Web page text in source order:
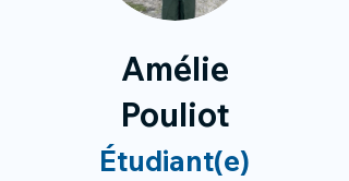
Amélie
Pouliot
Étudiant(e)